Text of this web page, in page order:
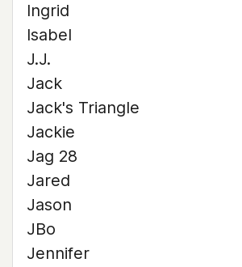
Ingrid
Isabel
J.J.
Jack
Jack's Triangle
Jackie
Jag 28
Jared
Jason
JBo
Jennifer